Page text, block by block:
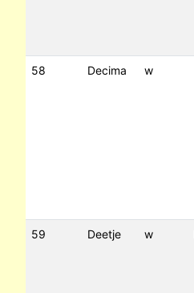
58 Decima w
59 Deetje w